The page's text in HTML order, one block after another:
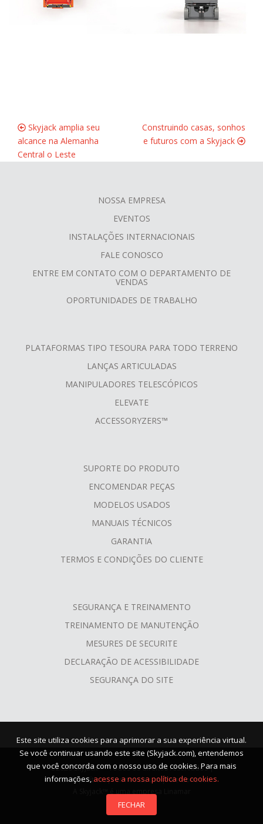
Skyjack amplia seu
alcance na Alemanha
Central o Leste
Construindo casas, sonhos
e futuros com a Skyjack
MENU
NOSSA EMPRESA
EVENTOS
INSTALAÇÕES INTERNACIONAIS
FALE CONOSCO
ENTRE EM CONTATO COM O DEPARTAMENTO DE
VENDAS
OPORTUNIDADES DE TRABALHO
PLATAFORMAS TIPO TESOURA PARA TODO TERRENO
LANÇAS ARTICULADAS
MANIPULADORES TELESCÓPICOS
ELEVATE
ACCESSORYZERS™
SUPORTE DO PRODUTO
ENCOMENDAR PEÇAS
MODELOS USADOS
MANUAIS TÉCNICOS
GARANTIA
TERMOS E CONDIÇÕES DO CLIENTE
SEGURANÇA E TREINAMENTO
TREINAMENTO DE MANUTENÇÃO
MESURES DE SECURITE
DECLARAÇÃO DE ACESSIBILIDADE
SEGURANÇA DO SITE
©2026 Skyjack™ - Todos os direitos reservados |
Nossas políticas|Termos de uso|Fale Conosco
Este site utiliza cookies para aprimorar a sua experiência virtual.
Se você continuar usando este site (Skyjack.com), entendemos
que você concorda com o nosso uso de cookies. Para mais
informações, acesse a nossa política de cookies.
FECHAR